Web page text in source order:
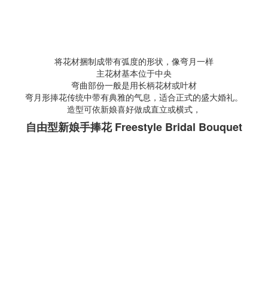
将花材捆制成带有弧度的形状，像弯月一样
主花材基本位于中央
弯曲部份一般是用长柄花材或叶材
弯月形捧花传统中带有典雅的气息，适合正式的盛大婚礼。
造型可依新娘喜好做成直立或横式，
自由型新娘手捧花 Freestyle Bridal Bouquet